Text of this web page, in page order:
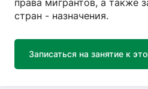
права мигрантов, а также
стран - назначения.
Записаться на занятие к